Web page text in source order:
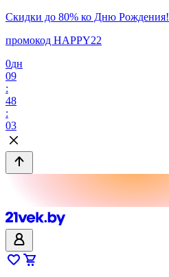
Скидки до 80% ко Дню Рождения!
промокод HAPPY22
0дн
09
:
48
:
03